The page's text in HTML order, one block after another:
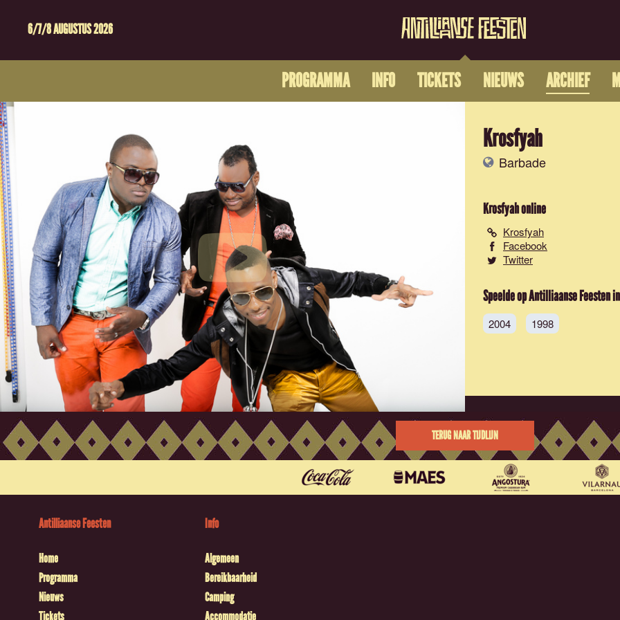
6/7/8 AUGUSTUS 2026
PROGRAMMA INFO TICKETS NIEUWS ARCHIEF
Krosfyah
Barbade
Krosfyahonline
Krosfyah
Facebook
Twitter
Speelde op Antilliaanse Feesten in
2004 1998
TERUG NAAR TIJDLIJN
Antilliaanse Feesten
Home
Programma
Nieuws
Tickets
Info
Algemeen
Bereikbaarheid
Camping
Accommodatie